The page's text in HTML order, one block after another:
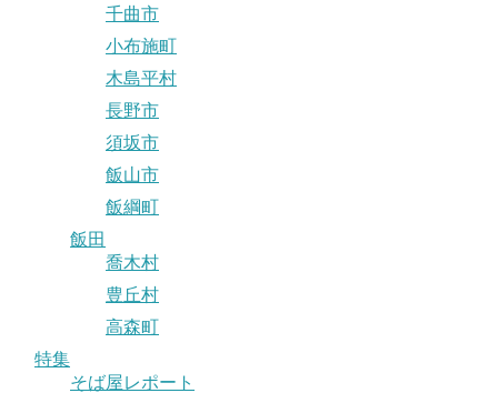
千曲市
小布施町
木島平村
長野市
須坂市
飯山市
飯綱町
飯田
喬木村
豊丘村
高森町
特集
そば屋レポート